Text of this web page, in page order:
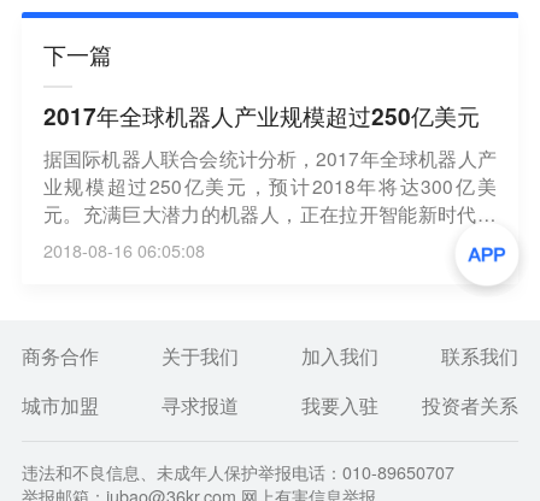
下一篇
2017年全球机器人产业规模超过250亿美元
据国际机器人联合会统计分析，2017年全球机器人产
业规模超过250亿美元，预计2018年将达300亿美
元。充满巨大潜力的机器人，正在拉开智能新时代的
大幕。（科技日报）
2018-08-16 06:05:08
商务合作 关于我们 加入我们
联系我们
城市加盟
寻求报道 我要入驻 投资者关系
违法和不良信息、未成年人保护举报电话：010-89650707